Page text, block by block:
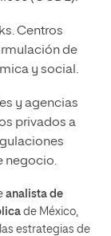
Centros
de
y social.
y agencias
privados a
negocio.
analista de
de México,
estrategias de